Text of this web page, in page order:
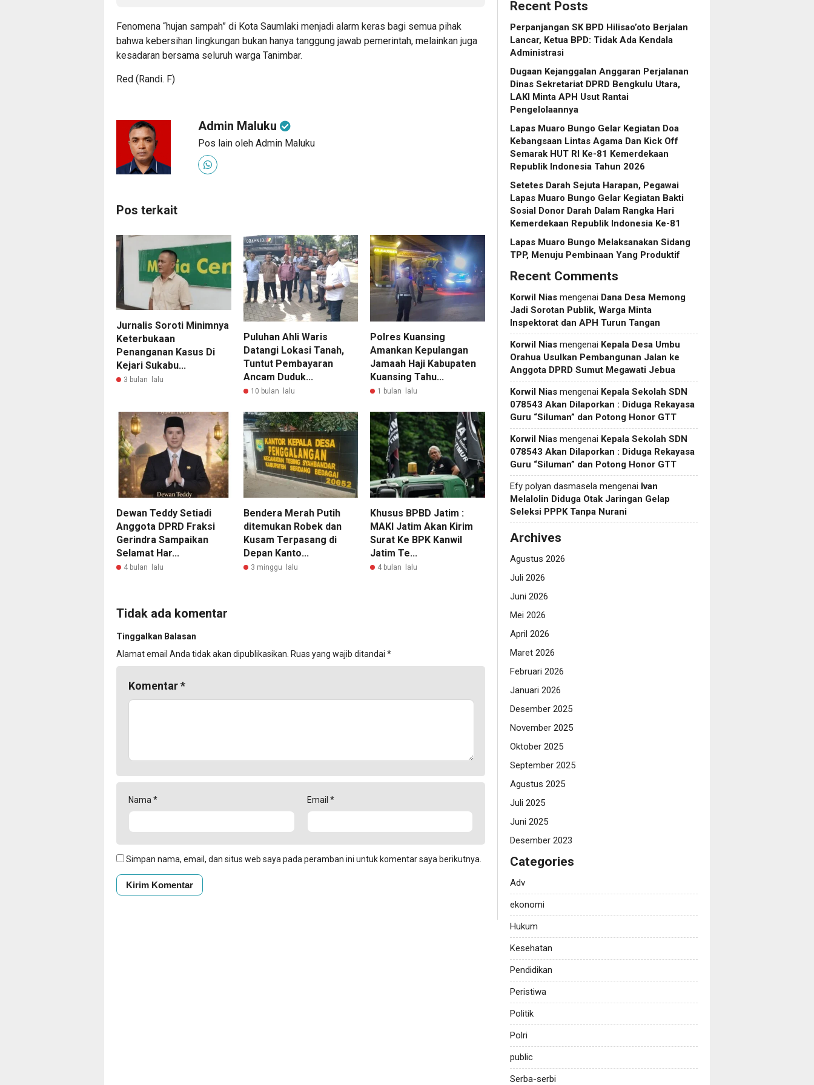
Fenomena “hujan sampah” di Kota Saumlaki menjadi alarm keras bagi semua pihak
bahwa kebersihan lingkungan bukan hanya tanggung jawab pemerintah, melainkan juga
kesadaran bersama seluruh warga Tanimbar.
Red (Randi. F)
Admin Maluku
Pos lain oleh Admin Maluku
Pos terkait
Jurnalis Soroti Minimnya
Keterbukaan
Penanganan Kasus Di
Kejari Sukabu...
3 bulan lalu
Puluhan Ahli Waris
Datangi Lokasi Tanah,
Tuntut Pembayaran
Ancam Duduk...
10 bulan lalu
Polres Kuansing
Amankan Kepulangan
Jamaah Haji Kabupaten
Kuansing Tahu...
1 bulan lalu
Dewan Teddy Setiadi
Anggota DPRD Fraksi
Gerindra Sampaikan
Selamat Har...
4 bulan lalu
Bendera Merah Putih
ditemukan Robek dan
Kusam Terpasang di
Depan Kanto...
3 minggu lalu
Khusus BPBD Jatim :
MAKI Jatim Akan Kirim
Surat Ke BPK Kanwil
Jatim Te...
4 bulan lalu
Tidak ada komentar
Tinggalkan Balasan
Alamat email Anda tidak akan dipublikasikan. Ruas yang wajib ditandai *
Komentar*
Nama * Email *
Simpan nama, email, dan situs web saya pada peramban ini untuk komentar saya berikutnya.
Recent Posts
Perpanjangan SK BPD Hilisao’oto Berjalan
Lancar, Ketua BPD: Tidak Ada Kendala
Administrasi
Dugaan Kejanggalan Anggaran Perjalanan
Dinas Sekretariat DPRD Bengkulu Utara,
LAKI Minta APH Usut Rantai
Pengelolaannya
Lapas Muaro Bungo Gelar Kegiatan Doa
Kebangsaan Lintas Agama Dan Kick Off
Semarak HUT RI Ke-81 Kemerdekaan
Republik Indonesia Tahun 2026
Setetes Darah Sejuta Harapan, Pegawai
Lapas Muaro Bungo Gelar Kegiatan Bakti
Sosial Donor Darah Dalam Rangka Hari
Kemerdekaan Republik Indonesia Ke-81
Lapas Muaro Bungo Melaksanakan Sidang
TPP, Menuju Pembinaan Yang Produktif
Recent Comments
Korwil Nias mengenai Dana Desa Memong
Jadi Sorotan Publik, Warga Minta
Inspektorat dan APH Turun Tangan
Korwil Nias mengenai Kepala Desa Umbu
Orahua Usulkan Pembangunan Jalan ke
Anggota DPRD Sumut Megawati Jebua
Korwil Nias mengenai Kepala Sekolah SDN
078543 Akan Dilaporkan : Diduga Rekayasa
Guru “Siluman” dan Potong Honor GTT
Korwil Nias mengenai Kepala Sekolah SDN
078543 Akan Dilaporkan : Diduga Rekayasa
Guru “Siluman” dan Potong Honor GTT
Efy polyan dasmasela mengenai Ivan
Melalolin Diduga Otak Jaringan Gelap
Seleksi PPPK Tanpa Nurani
Archives
Agustus 2026
Juli 2026
Juni 2026
Mei 2026
April 2026
Maret 2026
Februari 2026
Januari 2026
Desember 2025
November 2025
Oktober 2025
September 2025
Agustus 2025
Juli 2025
Juni 2025
Desember 2023
Categories
Adv
ekonomi
Hukum
Kesehatan
Pendidikan
Peristiwa
Politik
Polri
public
Serba-serbi